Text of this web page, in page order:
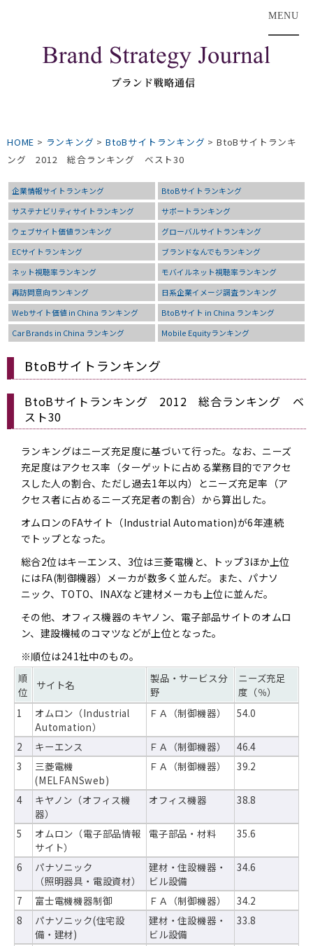
MENU
HOME > ランキング >BtoBサイトランキング >BtoBサイトランキ
ング 2012 総合ランキング ベスト30
企業情報サイトランキング
BtoBサイトランキング
サステナビリティサイトランキング
サポートランキング
ウェブサイト価値ランキング
グローバルサイトランキング
ECサイトランキング
ブランドなんでもランキング
ネット視聴率ランキング
モバイルネット視聴率ランキング
再訪問意向ランキング
日系企業イメージ調査ランキング
Webサイト価値 in China ランキング
BtoBサイト in China ランキング
Car Brands in China ランキング
Mobile Equityランキング
BtoBサイトランキング
BtoBサイトランキング 2012 総合ランキング ベ
スト30
ランキングはニーズ充足度に基づいて行った。なお、ニーズ
充足度はアクセス率（ターゲットに占める業務目的でアクセ
スした人の割合、ただし過去1年以内）とニーズ充足率（ア
クセス者に占めるニーズ充足者の割合）から算出した。
オムロンのFAサイト（Industrial Automation)が6年連続
でトップとなった。
総合2位はキーエンス、3位は三菱電機と、トップ3ほか上位
にはFA(制御機器）メーカが数多く並んだ。また、パナソ
ニック、TOTO、INAXなど建材メーカも上位に並んだ。
その他、オフィス機器のキヤノン、電子部品サイトのオムロ
ン、建設機械のコマツなどが上位となった。
※順位は241社中のもの。
順
位
サイト名
製品・サービス分
野
ニーズ充足
度（％）
1
オムロン（Industrial
Automation）
ＦＡ（制御機器） 54.0
2 キーエンス ＦＡ（制御機器）
46.4
3
三菱電機
(MELFANSweb)
ＦＡ（制御機器） 39.2
4
キヤノン（オフィス機
器）
オフィス機器 38.8
5
オムロン（電子部品情報
サイト）
電子部品・材料 35.6
6
パナソニック
（照明器具・電設資材）
建材・住設機器・
ビル設備
34.6
7 富士電機機器制御 ＦＡ（制御機器）
34.2
8
パナソニック(住宅設
備・建材)
建材・住設機器・
ビル設備
33.8